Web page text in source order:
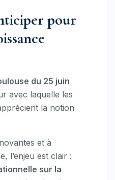
pour
du 25 juin
avec laquelle les
la notion
et à
l’enjeu est clair :
sur la